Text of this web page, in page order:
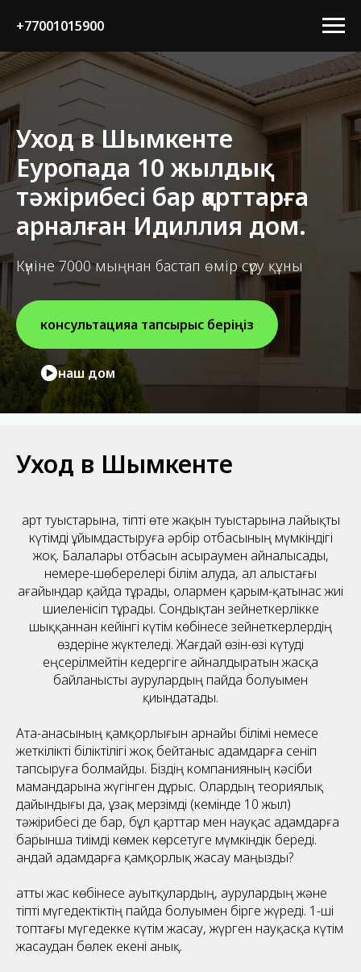
+77001015900
Уход в Шымкенте
Еуропада 10 жылдық
тәжірибесі бар қарттарға
арналған Идиллия дом.
Күніне 7000 мыңнан бастап өмір сүру құны
консультацияға тапсырыс беріңіз
наш дом
Уход в Шымкенте
Қарт туыстарына, тіпті өте жақын туыстарына лайықты
күтімді ұйымдастыруға әрбір отбасының мүмкіндігі
жоқ. Балалары отбасын асыраумен айналысады,
немере-шөберелері білім алуда, ал алыстағы
ағайындар қайда тұрады, олармен қарым-қатынас жиі
шиеленісіп тұрады. Сондықтан зейнеткерлікке
шыққаннан кейінгі күтім көбінесе зейнеткерлердің
өздеріне жүктеледі. Жағдай өзін-өзі күтуді
еңсерілмейтін кедергіге айналдыратын жасқа
байланысты аурулардың пайда болуымен
қиындатады.
Ата-анасының қамқорлығын арнайы білімі немесе
жеткілікті біліктілігі жоқ бейтаныс адамдарға сеніп
тапсыруға болмайды. Біздің компанияның кәсіби
мамандарына жүгінген дұрыс. Олардың теориялық
дайындығы да, ұзақ мерзімді (кемінде 10 жыл)
тәжірибесі де бар, бұл қарттар мен науқас адамдарға
барынша тиімді көмек көрсетуге мүмкіндік береді.
Қандай адамдарға қамқорлық жасау маңызды?
Қатты жас көбінесе ауытқулардың, аурулардың және
тіпті мүгедектіктің пайда болуымен бірге жүреді. 1-ші
топтағы мүгедекке күтім жасау, жүрген науқасқа күтім
жасаудан бөлек екені анық.